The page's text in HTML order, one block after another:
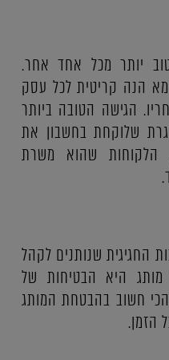
יותר מכל אחד אחר.
הנה קריטית לכל עסק
הגישה הטובה ביותר
שלוקחת בחשבון את
הלקוחות שהוא משרת
החגיגית שנותנים לקהל
היא הבטיחות של
הכי חשוב בהבטחת המותג
הזמן.